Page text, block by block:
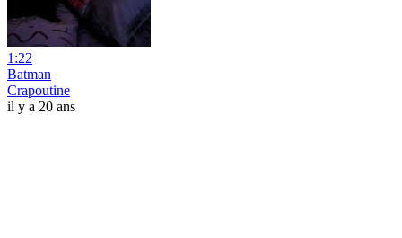
1:22
Batman
Crapoutine
il y a 20 ans